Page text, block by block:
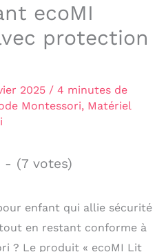
ecoMI
protection
2025 / 4 minutes de
Montessori, Matériel
- (7 votes)
enfant qui allie sécurité
en restant conforme à
? Le produit « ecoMI Lit